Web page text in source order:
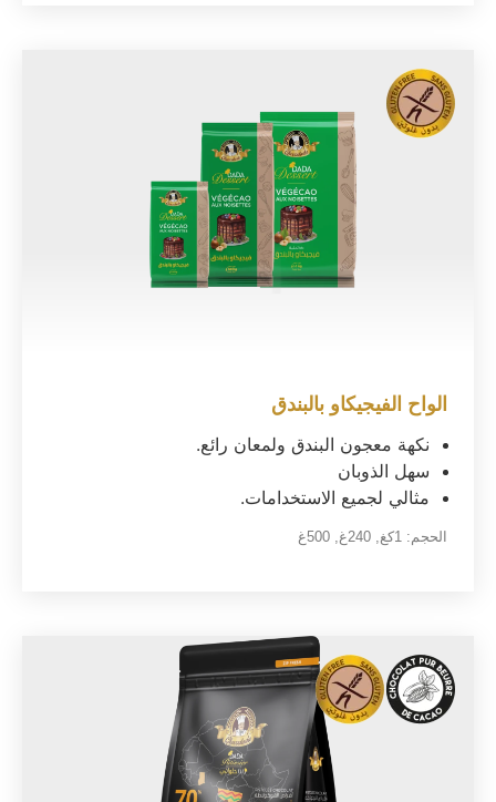
الواح الفيجيكاو بالبندق
نكهة معجون البندق ولمعان رائع.
سهل الذوبان
مثالي لجميع الاستخدامات.
الحجم: 1كغ 240غ 500غ